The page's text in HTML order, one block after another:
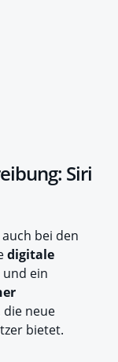
Siri
bei den
digitale
und ein
neue
bietet.